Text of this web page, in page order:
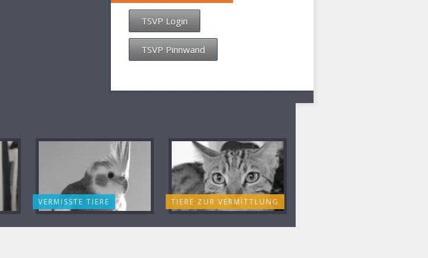
TSVP Login
TSVP Pinnwand
VERMISSTE TIERE TIERE ZUR VERMITTLUNG